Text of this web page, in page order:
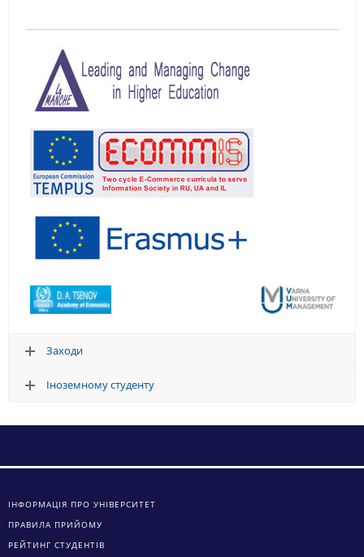
Заходи
Іноземному студенту
ІНФОРМАЦІЯ ПРО УНІВЕРСИТЕТ
ПРАВИЛА ПРИЙОМУ
РЕЙТИНГ СТУДЕНТІВ